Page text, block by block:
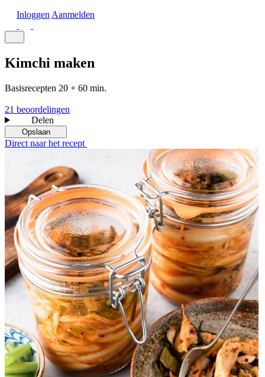
Inloggen Aanmelden
Kimchi maken
Basisrecepten 20 + 60 min.
21 beoordelingen
Delen
Opslaan
Direct naar het recept